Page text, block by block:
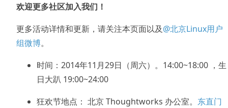
欢迎更多社区加入我们！
更多活动详情和更新，请关注本页面以及@北京Linux用户
组微博。
时间：2014年11月29日（周六）。14:00~18:00 ，生
日大趴 19:00~24:00
狂欢节地点： 北京 Thoughtworks 办公室。 东直门